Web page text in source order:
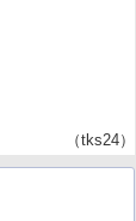
（tks24）